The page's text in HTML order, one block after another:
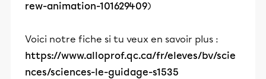
rew-animation-101629409)
Voici notre fiche si tu veux en savoir plus :
https://www.alloprof.qc.ca/fr/eleves/bv/scie
nces/sciences-le-guidage-s1535